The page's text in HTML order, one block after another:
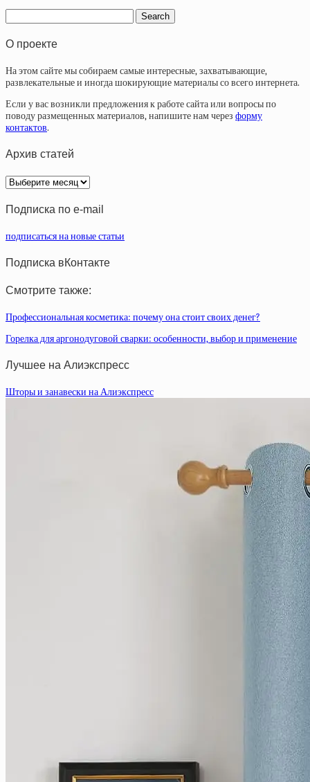
О проекте
На этом сайте мы собираем самые интересные, захватывающие,
развлекательные и иногда шокирующие материалы со всего интернета.
Если у вас возникли предложения к работе сайта или вопросы по
поводу размещенных материалов, напишите нам через форму
контактов.
Архив статей
Архив
статей
Подписка по e-mail
подписаться на новые статьи
Подписка вКонтакте
Смотрите также:
Профессиональная косметика: почему она стоит своих денег?
Горелка для аргонодуговой сварки: особенности, выбор и применение
Лучшее на Алиэкспресс
Шторы и занавески на Алиэкспресс